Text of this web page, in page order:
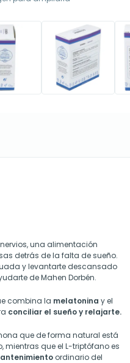
una alimentación
detrás de la falta de sueño.
y levantarte descansado
de Mahen Dorbén.
combina la melatonina y el
conciliar el sueño y relajarte.
que de forma natural está
mientras que el L-triptófano es
ordinario del